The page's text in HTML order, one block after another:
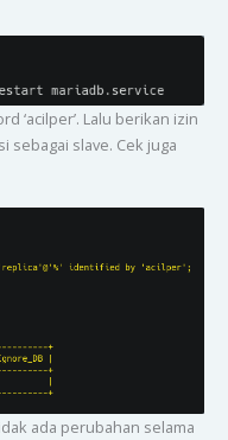
‘acilper’. Lalu berikan izin
slave. Cek juga
ada perubahan selama